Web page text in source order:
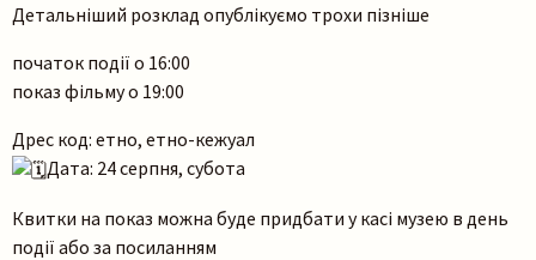
Детальніший розклад опублікуємо трохи пізніше
початок події о 16:00
показ фільму о 19:00
Дрес код: етно, етно-кежуал
Дата: 24 серпня, субота
Квитки на показ можна буде придбати у касі музею в день
події або за посиланням